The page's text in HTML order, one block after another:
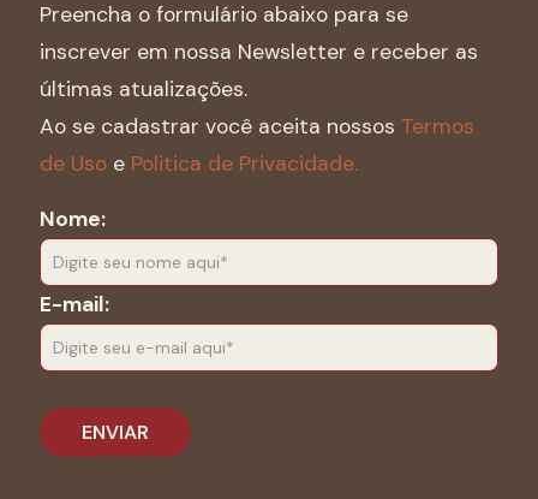
Preencha o formulário abaixo para se
inscrever em nossa Newsletter e receber as
últimas atualizações.
Ao se cadastrar você aceita nossos Termos
de Uso e Politica de Privacidade.
Nome:
E-mail: